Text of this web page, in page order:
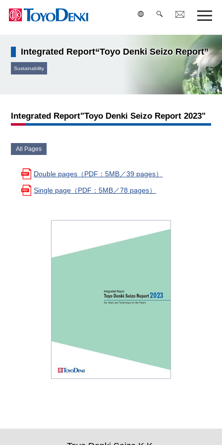
検索
Integrated Report“Toyo Denki Seizo Report”
Sustainability
Integrated Report"Toyo Denki Seizo Report 2023"
All Pages
Double pages（PDF：5MB／39 pages）
Single page（PDF：5MB／78 pages）